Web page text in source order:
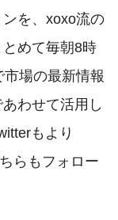
を、xoxo流の
めて毎朝8時
場の最新情報
わせて活用し
もより
らもフォロー